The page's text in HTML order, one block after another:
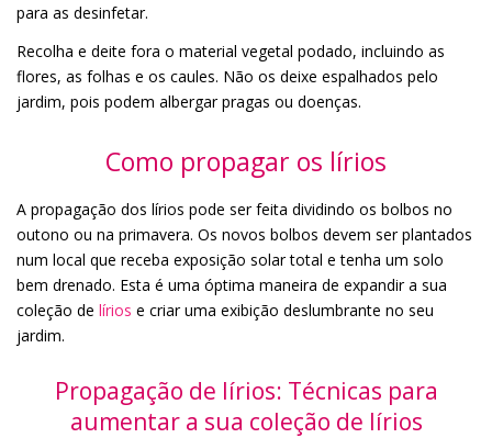
para as desinfetar.
Recolha e deite fora o material vegetal podado, incluindo as
flores, as folhas e os caules. Não os deixe espalhados pelo
jardim, pois podem albergar pragas ou doenças.
Como propagar os lírios
A propagação dos lírios pode ser feita dividindo os bolbos no
outono ou na primavera. Os novos bolbos devem ser plantados
num local que receba exposição solar total e tenha um solo
bem drenado. Esta é uma óptima maneira de expandir a sua
coleção de lírios e criar uma exibição deslumbrante no seu
jardim.
Propagação de lírios: Técnicas para
aumentar a sua coleção de lírios